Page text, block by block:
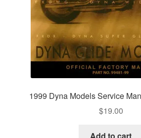
1999 Dyna Models Service
$19.00